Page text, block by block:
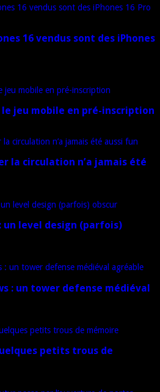
16 vendus sont des iPhones
le jeu mobile en pré-inscription
la circulation n’a jamais été
un level design (parfois)
: un tower defense médiéval
petits trous de